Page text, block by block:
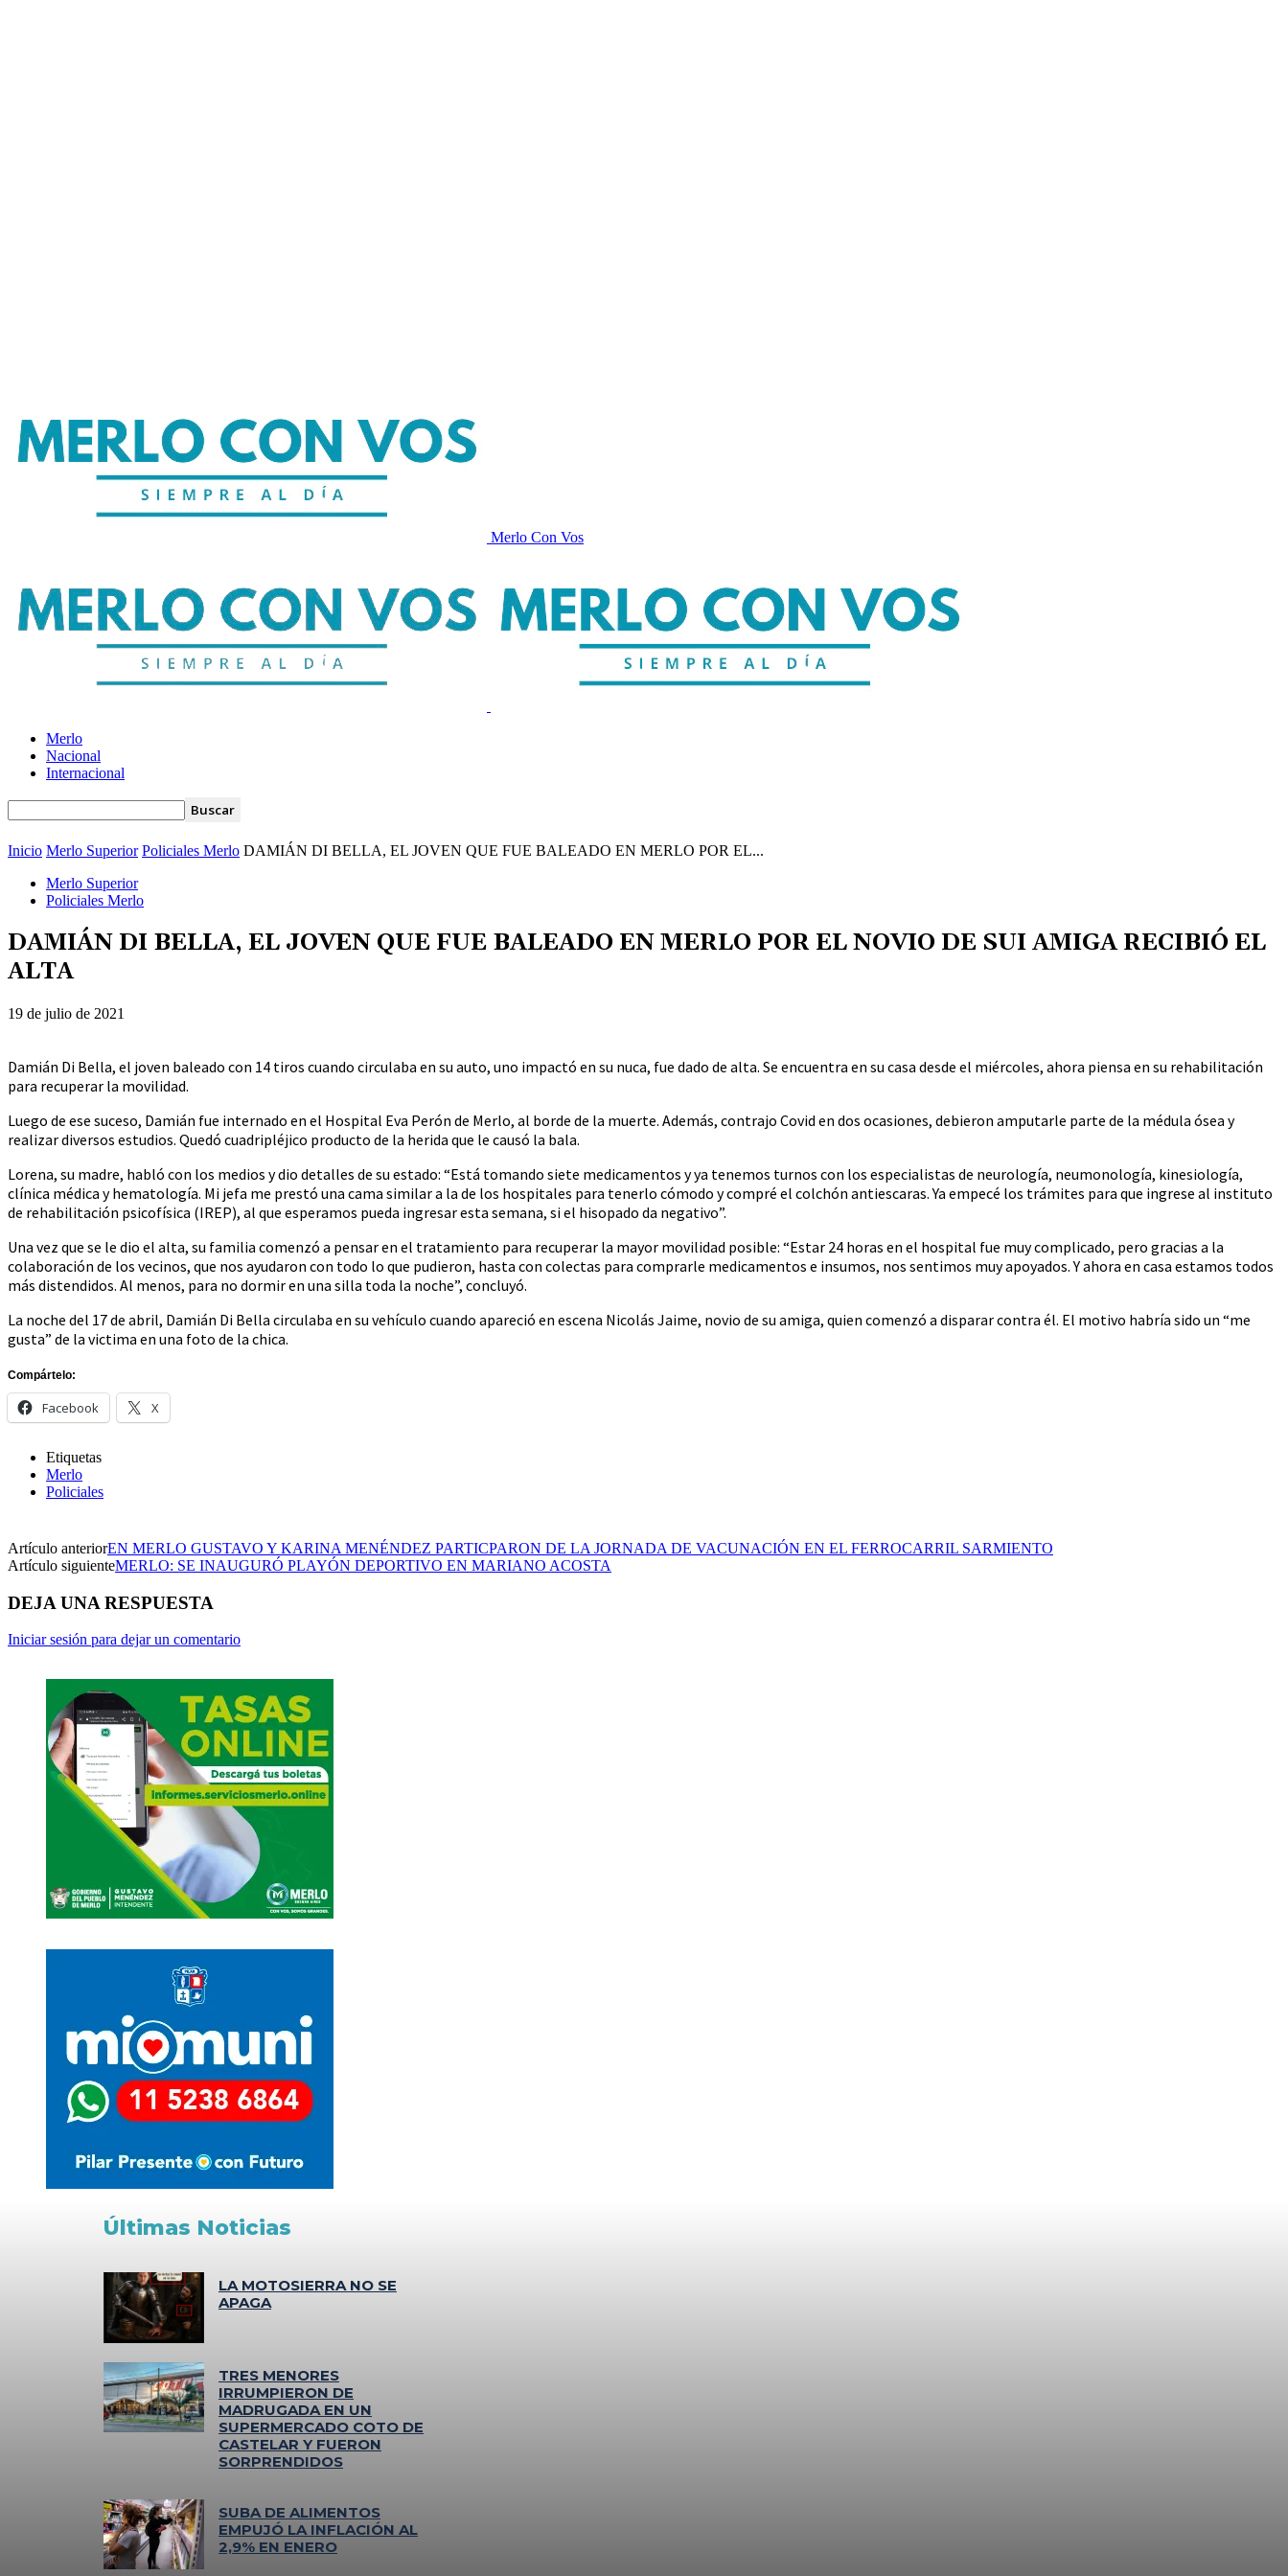
Merlo Con Vos
Merlo
Nacional
Internacional
Inicio Merlo Superior Policiales Merlo DAMIÁN DI BELLA, EL JOVEN QUE FUE BALEADO EN MERLO POR EL...
Merlo Superior
Policiales Merlo
DAMIÁN DI BELLA, EL JOVEN QUE FUE BALEADO EN MERLO POR EL NOVIO DE SUI AMIGA RECIBIÓ EL
ALTA
19 de julio de 2021
Damián Di Bella, el joven baleado con 14 tiros cuando circulaba en su auto, uno impactó en su nuca, fue dado de alta. Se encuentra en su casa desde el miércoles, ahora piensa en su rehabilitación
para recuperar la movilidad.
Luego de ese suceso, Damián fue internado en el Hospital Eva Perón de Merlo, al borde de la muerte. Además, contrajo Covid en dos ocasiones, debieron amputarle parte de la médula ósea y
realizar diversos estudios. Quedó cuadripléjico producto de la herida que le causó la bala.
Lorena, su madre, habló con los medios y dio detalles de su estado: “Está tomando siete medicamentos y ya tenemos turnos con los especialistas de neurología, neumonología, kinesiología,
clínica médica y hematología. Mi jefa me prestó una cama similar a la de los hospitales para tenerlo cómodo y compré el colchón antiescaras. Ya empecé los trámites para que ingrese al instituto
de rehabilitación psicofísica (IREP), al que esperamos pueda ingresar esta semana, si el hisopado da negativo”.
Una vez que se le dio el alta, su familia comenzó a pensar en el tratamiento para recuperar la mayor movilidad posible: “Estar 24 horas en el hospital fue muy complicado, pero gracias a la
colaboración de los vecinos, que nos ayudaron con todo lo que pudieron, hasta con colectas para comprarle medicamentos e insumos, nos sentimos muy apoyados. Y ahora en casa estamos todos
más distendidos. Al menos, para no dormir en una silla toda la noche”, concluyó.
La noche del 17 de abril, Damián Di Bella circulaba en su vehículo cuando apareció en escena Nicolás Jaime, novio de su amiga, quien comenzó a disparar contra él. El motivo habría sido un “me
gusta” de la victima en una foto de la chica.
Compártelo:
Facebook X
Etiquetas
Merlo
Policiales
Artículo anteriorEN MERLO GUSTAVO Y KARINA MENÉNDEZ PARTICPARON DE LA JORNADA DE VACUNACIÓN EN EL FERROCARRIL SARMIENTO
Artículo siguienteMERLO: SE INAUGURÓ PLAYÓN DEPORTIVO EN MARIANO ACOSTA
DEJA UNA RESPUESTA
Iniciar sesión para dejar un comentario
Últimas Noticias
LA MOTOSIERRA NO SE
APAGA
TRES MENORES
IRRUMPIERON DE
MADRUGADA EN UN
SUPERMERCADO COTO DE
CASTELAR Y FUERON
SORPRENDIDOS
SUBA DE ALIMENTOS
EMPUJÓ LA INFLACIÓN AL
2,9% EN ENERO